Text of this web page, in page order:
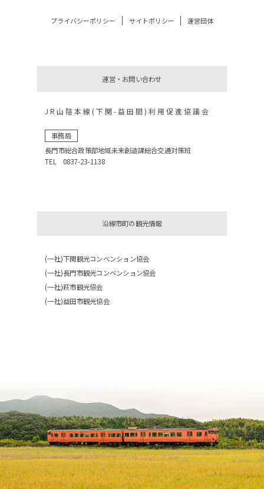
プライバシーポリシー サイトポリシー 運営団体
運営・お問い合わせ
JR山陰本線(下関-益田間)利用促進協議会
事務局
長門市総合政策部地域未来創造課総合交通対策班
TEL 0837-23-1138
沿線市町の観光情報
(一社)下関観光コンベンション協会
(一社)長門市観光コンベンション協会
(一社)萩市観光協会
(一社)益田市観光協会